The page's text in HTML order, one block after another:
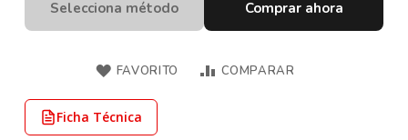
Selecciona método Comprar ahora
FAVORITO COMPARAR
Ficha Técnica